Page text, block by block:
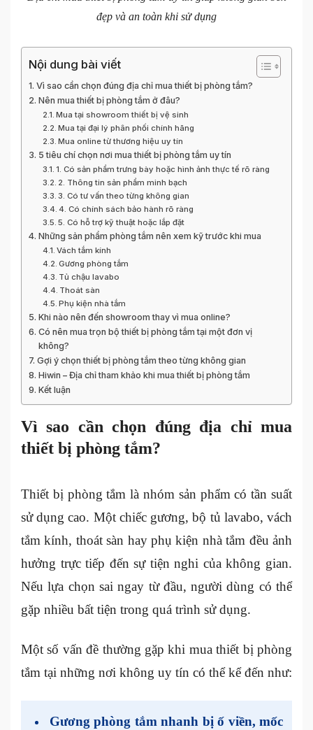
đẹp và an toàn khi sử dụng
Nội dung bài viết
Vì sao cần chọn đúng địa chỉ mua thiết bị phòng tắm?
Nên mua thiết bị phòng tắm ở đâu?
Mua tại showroom thiết bị vệ sinh
Mua tại đại lý phân phối chính hãng
Mua online từ thương hiệu uy tín
5 tiêu chí chọn nơi mua thiết bị phòng tắm uy tín
1. Có sản phẩm trưng bày hoặc hình ảnh thực tế rõ ràng
2. Thông tin sản phẩm minh bạch
3. Có tư vấn theo từng không gian
4. Có chính sách bảo hành rõ ràng
5. Có hỗ trợ kỹ thuật hoặc lắp đặt
Những sản phẩm phòng tắm nên xem kỹ trước khi mua
Vách tắm kính
Gương phòng tắm
Tủ chậu lavabo
Thoát sàn
Phụ kiện nhà tắm
Khi nào nên đến showroom thay vì mua online?
Có nên mua trọn bộ thiết bị phòng tắm tại một đơn vị
không?
Gợi ý chọn thiết bị phòng tắm theo từng không gian
Hiwin – Địa chỉ tham khảo khi mua thiết bị phòng tắm
Kết luận
Vì sao cần chọn đúng địa chỉ mua
thiết bị phòng tắm?
Thiết bị phòng tắm là nhóm sản phẩm có tần suất
sử dụng cao. Một chiếc gương, bộ tủ lavabo, vách
tắm kính, thoát sàn hay phụ kiện nhà tắm đều ảnh
hưởng trực tiếp đến sự tiện nghi của không gian.
Nếu lựa chọn sai ngay từ đầu, người dùng có thể
gặp nhiều bất tiện trong quá trình sử dụng.
Một số vấn đề thường gặp khi mua thiết bị phòng
tắm tại những nơi không uy tín có thể kể đến như:
Gương phòng tắm nhanh bị ố viền, mốc